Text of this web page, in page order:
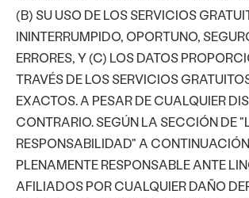
(B) SU USO DE LOS SERVICIOS
ININTERRUMPIDO, OPORTUNO,
ERRORES, Y (C) LOS DATOS
TRAVÉS DE LOS SERVICIOS
EXACTOS. A PESAR DE CUALQUIER
CONTRARIO. SEGÚN LA SECCIÓN DE
RESPONSABILIDAD" A
PLENAMENTE RESPONSABLE ANTE
AFILIADOS POR CUALQUIER DAÑO